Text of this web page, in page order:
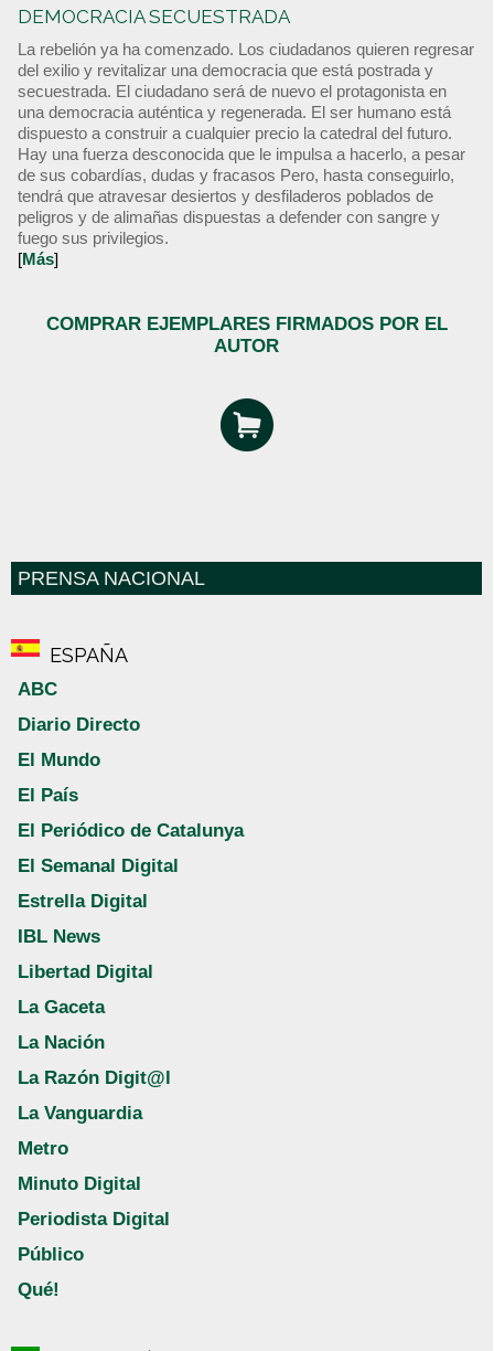
DEMOCRACIA SECUESTRADA
La rebelión ya ha comenzado. Los ciudadanos quieren regresar
del exilio y revitalizar una democracia que está postrada y
secuestrada. El ciudadano será de nuevo el protagonista en
una democracia auténtica y regenerada. El ser humano está
dispuesto a construir a cualquier precio la catedral del futuro.
Hay una fuerza desconocida que le impulsa a hacerlo, a pesar
de sus cobardías, dudas y fracasos Pero, hasta conseguirlo,
tendrá que atravesar desiertos y desfiladeros poblados de
peligros y de alimañas dispuestas a defender con sangre y
fuego sus privilegios.
[Más]
COMPRAR EJEMPLARES FIRMADOS POR EL
AUTOR
PRENSA NACIONAL
ESPAÑA
ABC
Diario Directo
El Mundo
El País
El Periódico de Catalunya
El Semanal Digital
Estrella Digital
IBL News
Libertad Digital
La Gaceta
La Nación
La Razón Digit@l
La Vanguardia
Metro
Minuto Digital
Periodista Digital
Público
Qué!